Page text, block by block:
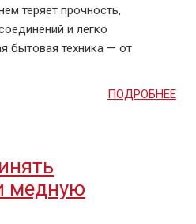
теряет прочность,
и легко
бытовая техника — от
ПОДРОБНЕЕ
медную